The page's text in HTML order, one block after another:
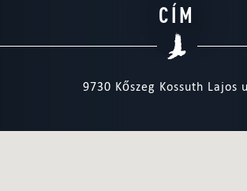
CÍM
9730 Kőszeg Kossuth Lajos